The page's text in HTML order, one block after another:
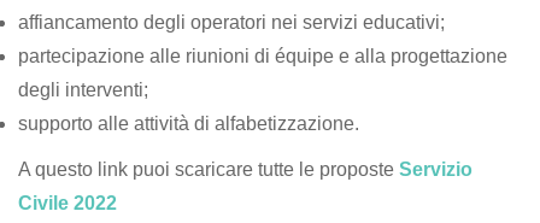
affiancamento degli operatori nei servizi educativi;
partecipazione alle riunioni di équipe e alla progettazione
degli interventi;
supporto alle attività di alfabetizzazione.
A questo link puoi scaricare tutte le proposte Servizio
Civile 2022